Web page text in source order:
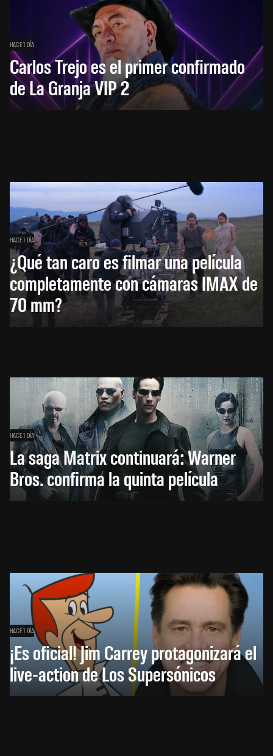
HACE 1 DÍA
Carlos Trejo es el primer confirmado
de La Granja VIP 2
HACE 1 DÍA
¿Qué tan caro es filmar una película
completamente con cámaras IMAX de
70 mm?
HACE 1 DÍA
La saga Matrix continuará: Warner
Bros. confirma la quinta película
HACE 1 DÍA
¡Es oficial! Jim Carrey protagonizará el
live-action de Los Supersónicos